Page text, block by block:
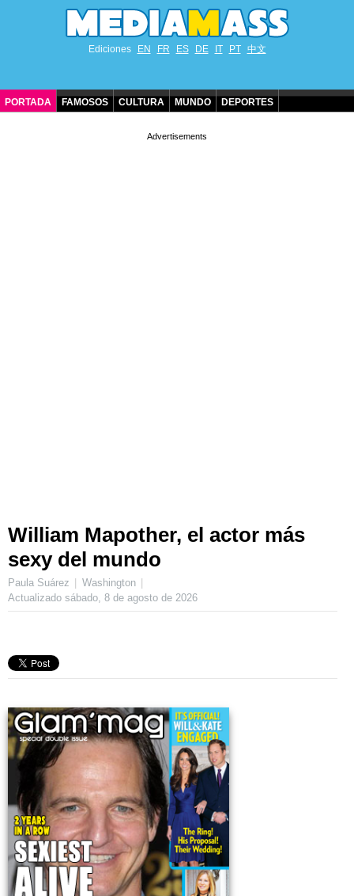
Ediciones EN FR ES DE IT PT 中文
PORTADA FAMOSOS CULTURA MUNDO DEPORTES
William Mapother, el actor más
sexy del mundo
Paula Suárez
Washington
Actualizado sábado, 8 de agosto de 2026